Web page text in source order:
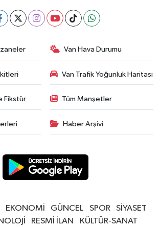
Van Hava Durumu
Van Trafik Yoğunluk Haritası
Fikstür Tüm Manşetler
Haber Arşivi
EKONOMİ GÜNCEL SPOR
SİYASET
RESMİ İLAN
KÜLTÜR-SANAT